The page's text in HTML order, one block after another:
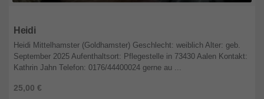
Heidi
25,00 €
Heidi Mittelhamster (Goldhamster) Geschlecht: weiblich Alter: geb.
September 2025 Aufenthaltsort: Pflegestelle in 73430 Aalen Kontakt:
Kathrin Jahn Telefon: 0176/44400024 gerne au ...